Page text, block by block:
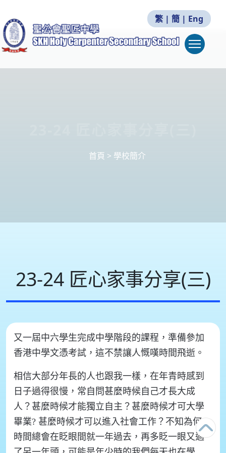
繁 | 簡 | Eng
首頁 > 學校簡介
23-24 匠心家事分享(三)
又一屆中六學生完成中學階段的課程，準備參加
香港中學文憑考試，這不禁讓人慨嘆時間飛逝。
相信大部分年長的人也跟我一樣，在年青時感到
日子過得很慢，常自問甚麼時候自己才長大成
人？甚麼時候才能獨立自主？甚麼時候才可大學
畢業? 甚麼時候才可以進入社會工作？不知為何，
時間總會在眨眼間就一年過去，再多眨一眼又過